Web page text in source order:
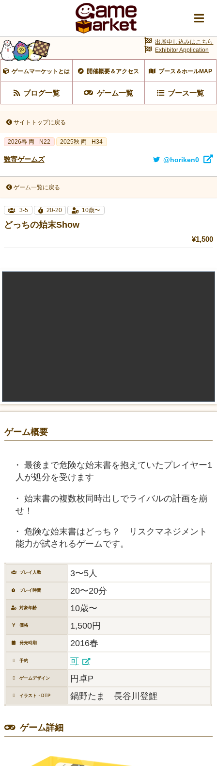
ゲームマーケットとは 開催概要＆アクセス ブース＆ホールMAP
ブログ一覧 ゲーム一覧 ブース一覧
出展申し込みはこちら
Exhibitor Application
サイトトップに戻る
2026春 両 - N22 2025秋 両 - H34
数寄ゲームズ @horiken0
ゲーム一覧に戻る
3-5 20-20 10歳〜
どっちの始末Show
¥1,500
ゲーム概要
最後まで危険な始末書を抱えていたプレイヤー1
人が処分を受けます
始末書の複数枚同時出しでライバルの計画を崩
せ！
危険な始末書はどっち？ リスクマネジメント
能力が試されるゲームです。
プレイ人数 3〜5人
プレイ時間 20〜20分
対象年齢 10歳〜
価格 1,500円
発売時期 2016春
予約 可
ゲームデザイン 円卓P
イラスト・DTP 鍋野たま 長谷川登鯉
ゲーム詳細